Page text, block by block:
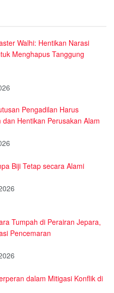
Walhi: Hentikan Narasi
Menghapus Tanggung
Pengadilan Harus
dan Hentikan Perusakan Alam
Biji Tetap secara Alami
Tumpah di Perairan Jepara,
Pencemaran
dalam Mitigasi Konflik di